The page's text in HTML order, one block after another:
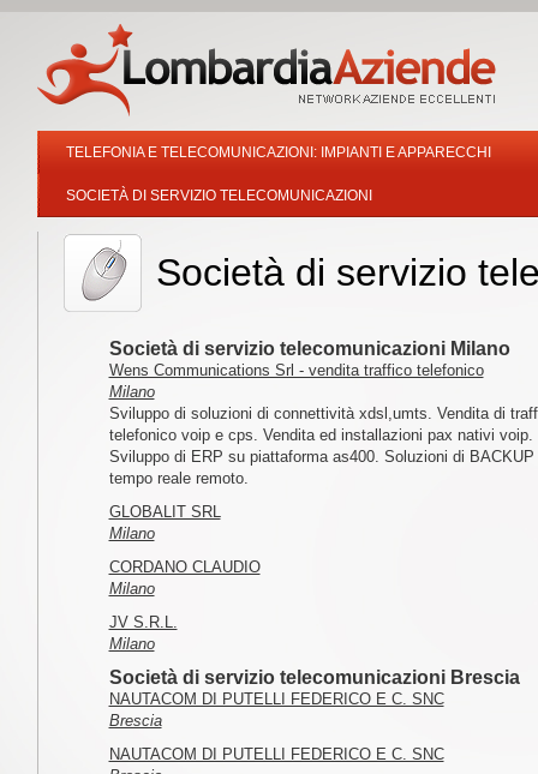
TELEFONIA E TELECOMUNICAZIONI: IMPIANTI E APPARECCHI
SOCIETÀ DI SERVIZIO TELECOMUNICAZIONI
Società di servizio
Società di servizio telecomunicazioni Milano
Wens Communications Srl - vendita traffico telefonico
Milano
Sviluppo di soluzioni di connettività xdsl,umts. Vendita di
telefonico voip e cps. Vendita ed installazioni pax nativi voip.
Sviluppo di ERP su piattaforma as400. Soluzioni di BACKUP
tempo reale remoto.
GLOBALIT SRL
Milano
CORDANO CLAUDIO
Milano
JV S.R.L.
Milano
Società di servizio telecomunicazioni Brescia
NAUTACOM DI PUTELLI FEDERICO E C. SNC
Brescia
NAUTACOM DI PUTELLI FEDERICO E C. SNC